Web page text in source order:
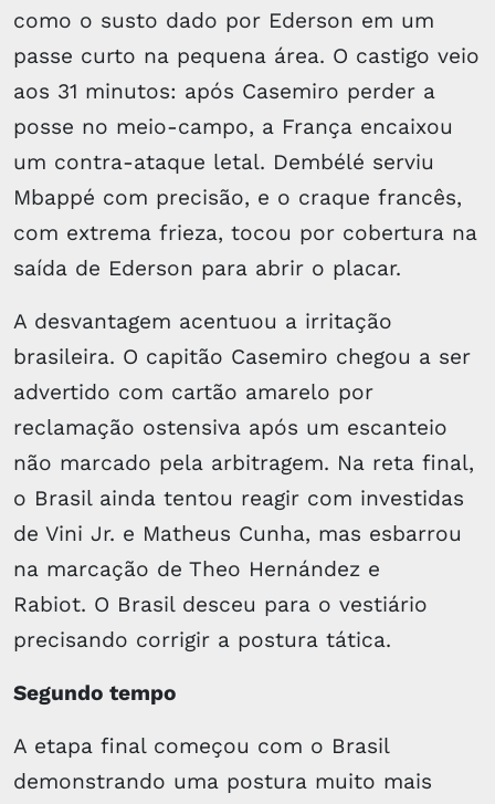
como o susto dado por Ederson em um
passe curto na pequena área. O castigo veio
aos 31 minutos: após Casemiro perder a
posse no meio-campo, a França encaixou
um contra-ataque letal. Dembélé serviu
Mbappé com precisão, e o craque francês,
com extrema frieza, tocou por cobertura na
saída de Ederson para abrir o placar.
A desvantagem acentuou a irritação
brasileira. O capitão Casemiro chegou a ser
advertido com cartão amarelo por
reclamação ostensiva após um escanteio
não marcado pela arbitragem. Na reta final,
o Brasil ainda tentou reagir com investidas
de Vini Jr. e Matheus Cunha, mas esbarrou
na marcação de Theo Hernández e
Rabiot. O Brasil desceu para o vestiário
precisando corrigir a postura tática.
Segundo tempo
A etapa final começou com o Brasil
demonstrando uma postura muito mais